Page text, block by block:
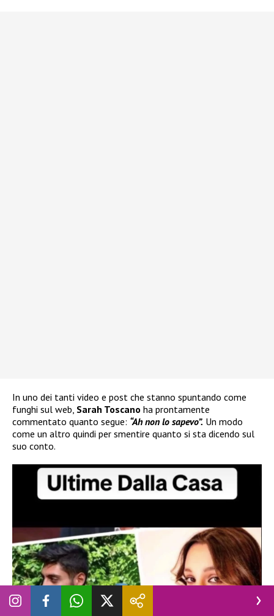
In uno dei tanti video e post che stanno spuntando come
funghi sul web, Sarah Toscano ha prontamente
commentato quanto segue: “Ah non lo sapevo”. Un modo
come un altro quindi per smentire quanto si sta dicendo sul
suo conto.